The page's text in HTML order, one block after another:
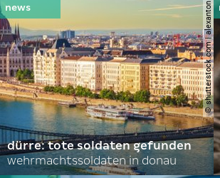
© shutterstock.com | alexanton
dürre: tote soldaten gefunden
wehrmachtssoldaten in donau